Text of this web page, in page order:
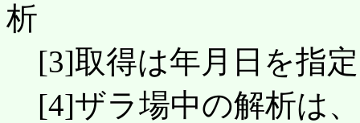
析
[3]取得は年月日を指
[4]ザラ場中の解析は